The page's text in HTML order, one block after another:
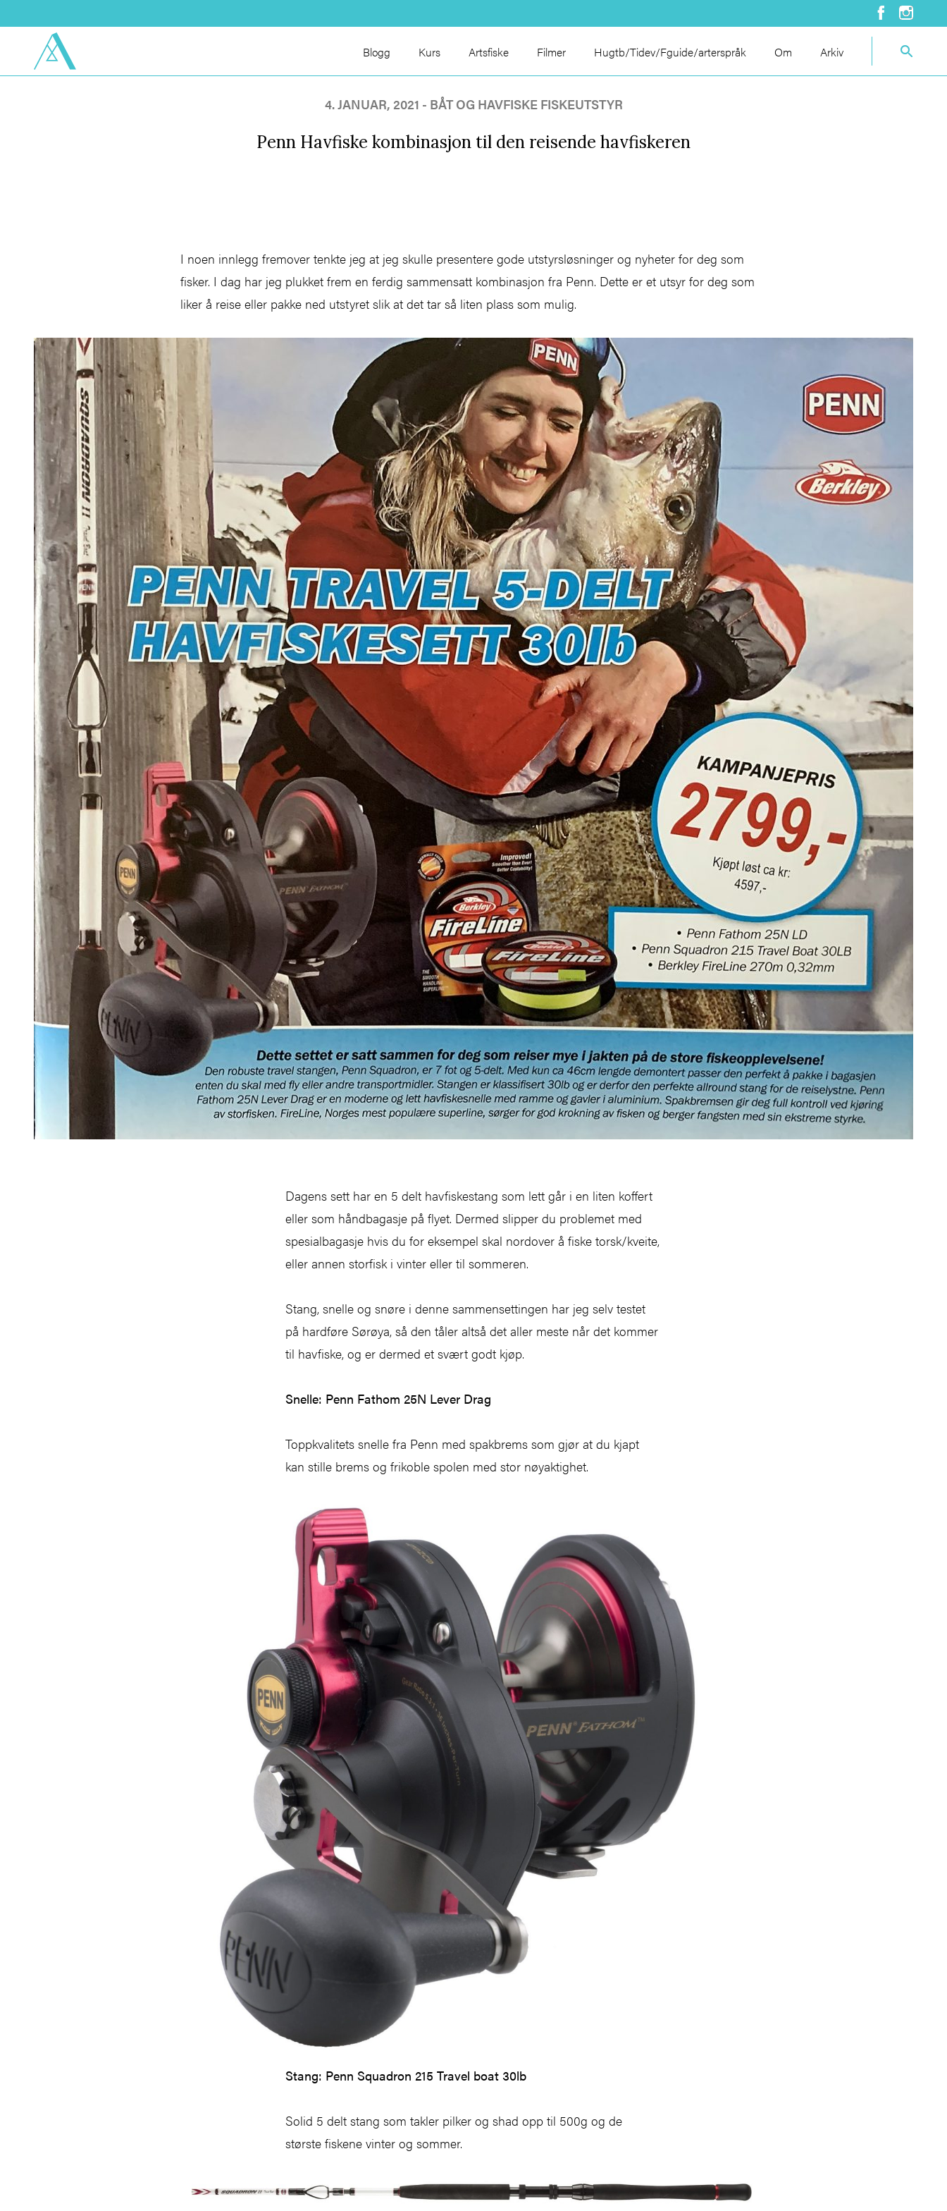
Blogg Kurs Artsfiske Filmer Hugtb/Tidev/Fguide/arterspråk Om Arkiv
4. JANUAR, 2021 - BÅT OG HAVFISKE FISKEUTSTYR
Penn Havfiske kombinasjon til den reisende havfiskeren
I noen innlegg fremover tenkte jeg at jeg skulle presentere gode utstyrsløsninger og nyheter for deg som
fisker. I dag har jeg plukket frem en ferdig sammensatt kombinasjon fra Penn. Dette er et utsyr for deg som
liker å reise eller pakke ned utstyret slik at det tar så liten plass som mulig.
Dagens sett har en 5 delt havfiskestang som lett går i en liten koffert
eller som håndbagasje på flyet. Dermed slipper du problemet med
spesialbagasje hvis du for eksempel skal nordover å fiske torsk/kveite,
eller annen storfisk i vinter eller til sommeren.
Stang, snelle og snøre i denne sammensettingen har jeg selv testet
på hardføre Sørøya, så den tåler altså det aller meste når det kommer
til havfiske, og er dermed et svært godt kjøp.
Snelle: Penn Fathom 25N Lever Drag
Toppkvalitets snelle fra Penn med spakbrems som gjør at du kjapt
kan stille brems og frikoble spolen med stor nøyaktighet.
Stang: Penn Squadron 215 Travel boat 30lb
Solid 5 delt stang som takler pilker og shad opp til 500g og de
største fiskene vinter og sommer.